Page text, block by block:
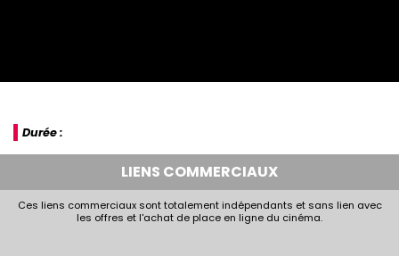
Durée :
LIENS COMMERCIAUX
Ces liens commerciaux sont totalement indépendants et sans lien avec
les offres et l'achat de place en ligne du cinéma.